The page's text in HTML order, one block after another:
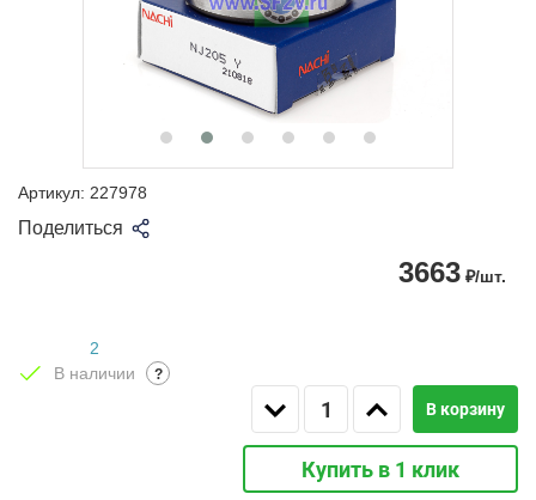
Артикул: 227978
Поделиться
3663 ₽/шт.
2
В наличии
?
В корзину
Купить в 1 клик